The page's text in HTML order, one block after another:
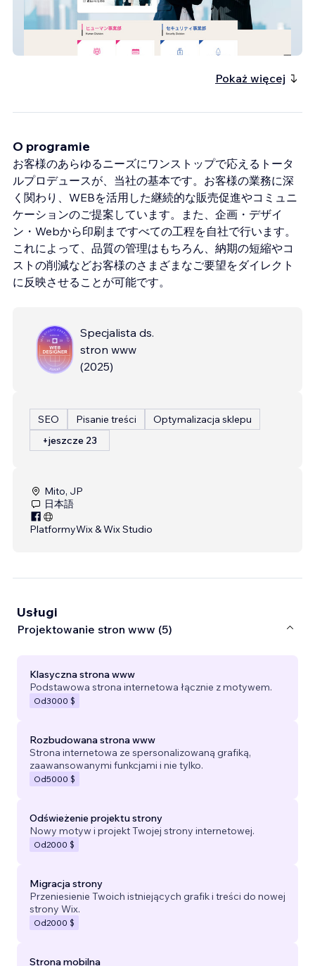
Pokaż więcej
O programie
お客様のあらゆるニーズにワンストップで応えるトータ
ルプロデュースが、当社の基本です。お客様の業務に深
く関わり、WEBを活用した継続的な販売促進やコミュニ
ケーションのご提案しています。また、企画・デザイ
ン・Webから印刷まですべての工程を自社で行います。
これによって、品質の管理はもちろん、納期の短縮やコ
ストの削減などお客様のさまざまなご要望をダイレクト
に反映させることが可能です。
Specjalista ds.
stron www
(2025)
SEO Pisanie treści
Optymalizacja sklepu
+jeszcze 23
Mito, JP
日本語
PlatformyWix & Wix Studio
Usługi
Projektowanie stron www (5)
Klasyczna strona www
Podstawowa strona internetowa łącznie z motywem.
Od3000 $
Rozbudowana strona www
Strona internetowa ze spersonalizowaną grafiką,
zaawansowanymi funkcjami i nie tylko.
Od5000 $
Odświeżenie projektu strony
Nowy motyw i projekt Twojej strony internetowej.
Od2000 $
Migracja strony
Przeniesienie Twoich istniejących grafik i treści do nowej
strony Wix.
Od2000 $
Strona mobilna